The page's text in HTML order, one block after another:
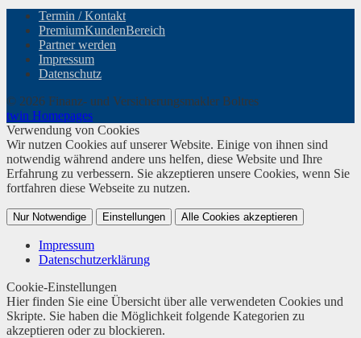
Termin / Kontakt
PremiumKundenBereich
Partner werden
Impressum
Datenschutz
© 2026 Finanz- und Versicherungsmakler Boltres
twin Homepages
Verwendung von Cookies
Wir nutzen Cookies auf unserer Website. Einige von ihnen sind
notwendig während andere uns helfen, diese Website und Ihre
Erfahrung zu verbessern. Sie akzeptieren unsere Cookies, wenn Sie
fortfahren diese Webseite zu nutzen.
Nur Notwendige Einstellungen Alle Cookies akzeptieren
Impressum
Datenschutzerklärung
Cookie-Einstellungen
Hier finden Sie eine Übersicht über alle verwendeten Cookies und
Skripte. Sie haben die Möglichkeit folgende Kategorien zu
akzeptieren oder zu blockieren.